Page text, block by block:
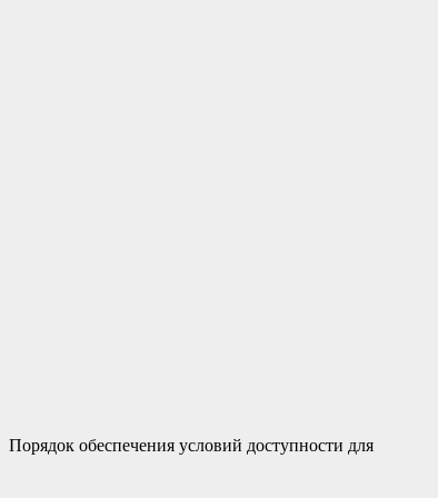
Порядок обеспечения условий доступности для